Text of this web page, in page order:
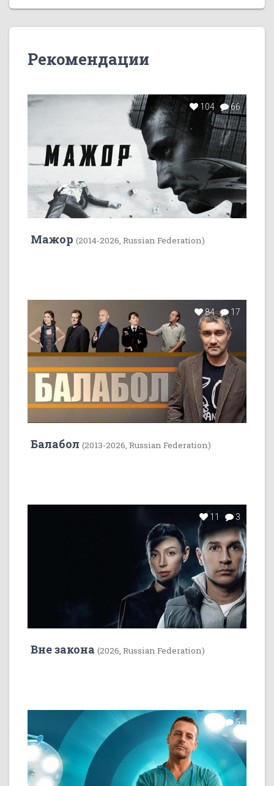
Рекомендации
104 66
Мажор (2014-2026, Russian Federation)
84 17
Балабол (2013-2026, Russian Federation)
11 3
Вне закона (2026, Russian Federation)
7 5